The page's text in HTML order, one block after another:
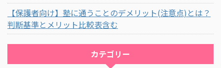
【保護者向け】塾に通うことのデメリット(注意点)とは？
判断基準とメリット比較表含む
カテゴリー